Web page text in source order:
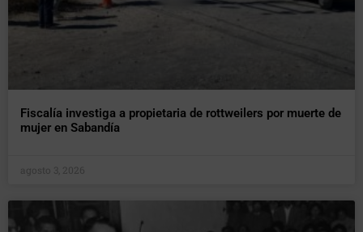
Fiscalía investiga a propietaria de rottweilers por muerte de
mujer en Sabandía
agosto 3, 2026